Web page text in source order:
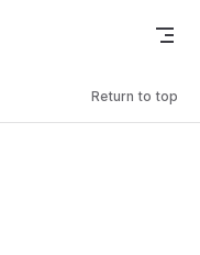
Return to top